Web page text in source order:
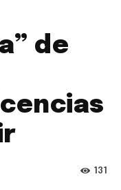
de
131